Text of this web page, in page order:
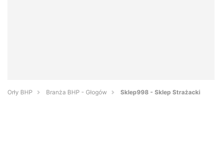
Orły BHP Branża BHP - Głogów Sklep998 - Sklep Strażacki